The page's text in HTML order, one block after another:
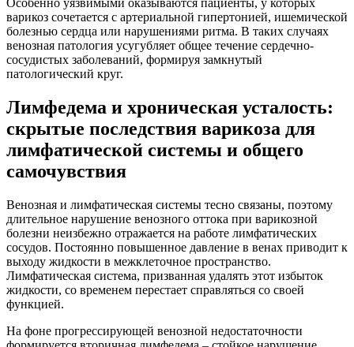
варикоз сочетается с артериальной гипертонией, ишемической
болезнью сердца или нарушениями ритма. В таких случаях
венозная патология усугубляет общее течение сердечно-
сосудистых заболеваний, формируя замкнутый
патологический круг.
Лимфедема и хроническая усталость:
скрытые последствия варикоза для
лимфатической системы и общего
самочувствия
Венозная и лимфатическая системы тесно связаны, поэтому
длительное нарушение венозного оттока при варикозной
болезни неизбежно отражается на работе лимфатических
сосудов. Постоянно повышенное давление в венах приводит к
выходу жидкости в межклеточное пространство.
Лимфатическая система, призванная удалять этот избыток
жидкости, со временем перестает справляться со своей
функцией.
На фоне прогрессирующей венозной недостаточности